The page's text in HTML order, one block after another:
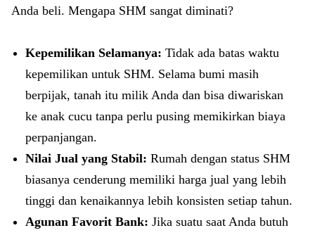
Anda beli. Mengapa SHM sangat diminati?
Kepemilikan Selamanya: Tidak ada batas waktu
kepemilikan untuk SHM. Selama bumi masih
berpijak, tanah itu milik Anda dan bisa diwariskan
ke anak cucu tanpa perlu pusing memikirkan biaya
perpanjangan.
Nilai Jual yang Stabil: Rumah dengan status SHM
biasanya cenderung memiliki harga jual yang lebih
tinggi dan kenaikannya lebih konsisten setiap tahun.
Agunan Favorit Bank: Jika suatu saat Anda butuh